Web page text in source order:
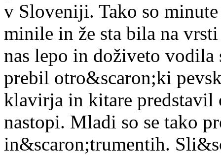
v Sloveniji. Tako so
minile in že sta bila na
nas lepo in doživeto
prebil otro&scaron;ki
klavirja in kitare
nastopi. Mladi so se tako
in&scaron;trumentih.